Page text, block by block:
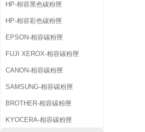
HP-相容黑色碳粉匣
HP-相容彩色碳粉匣
EPSON-相容碳粉匣
FUJI XEROX-相容碳粉匣
CANON-相容碳粉匣
SAMSUNG-相容碳粉匣
BROTHER-相容碳粉匣
KYOCERA-相容碳粉匣